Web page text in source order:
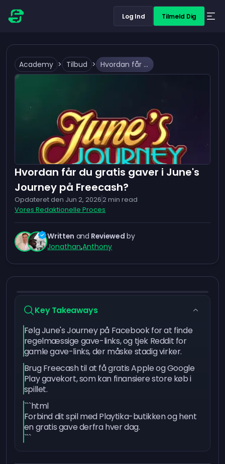
Log Ind Tilmeld Dig
Academy > Tilbud > Hvordan får du gratis gaver i June's Journey på Freecash?
Hvordan får du gratis gaver i June's
Journey på Freecash?
Opdateret den Jun 2, 20262min read
Vores Redaktionelle Proces
Written and Reviewed by
Jonathan,Anthony
Key Takeaways
Følg June's Journey på Facebook for at finde
regelmæssige gave-links, og tjek Reddit for
gamle gave-links, der måske stadig virker.
Brug Freecash til at få gratis Apple og Google
Play gavekort, som kan finansiere store køb i
spillet.
```html
Forbind dit spil med Playtika-butikken og hent
en gratis gave derfra hver dag.
```